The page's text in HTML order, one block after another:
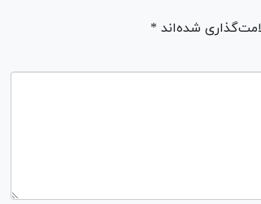
شده‌اند *